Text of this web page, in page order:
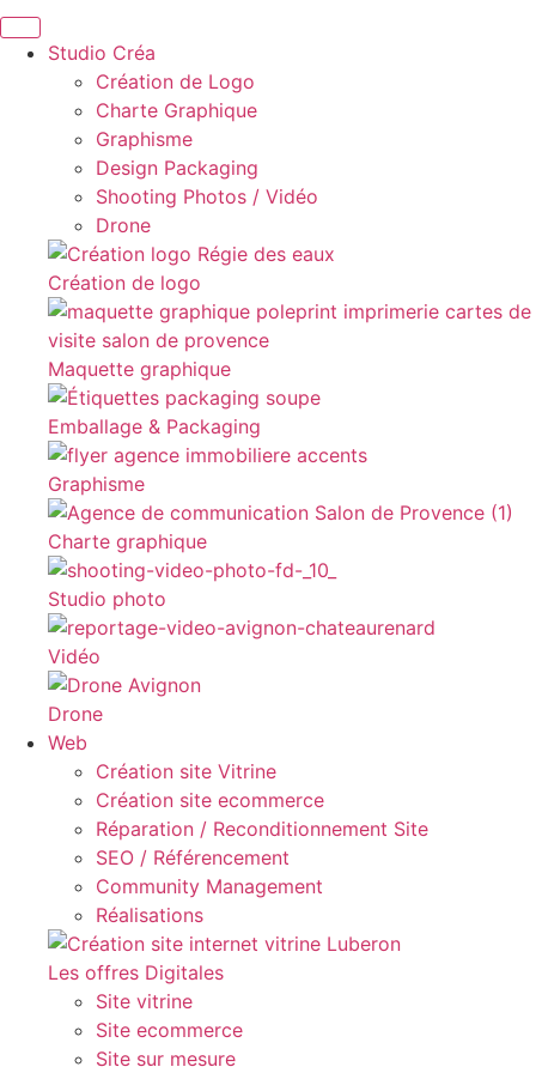
Studio Créa
Création de Logo
Charte Graphique
Graphisme
Design Packaging
Shooting Photos / Vidéo
Drone
Création de logo
Maquette graphique
Emballage & Packaging
Graphisme
Charte graphique
Studio photo
Vidéo
Drone
Web
Création site Vitrine
Création site ecommerce
Réparation / Reconditionnement Site
SEO / Référencement
Community Management
Réalisations
Les offres Digitales
Site vitrine
Site ecommerce
Site sur mesure